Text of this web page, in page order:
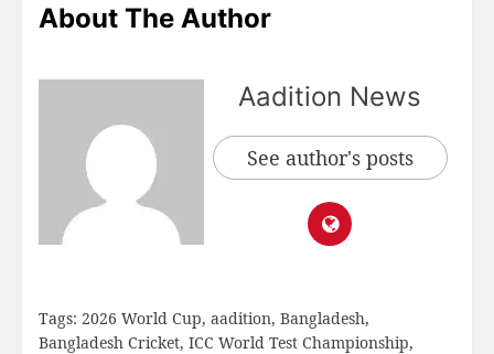
About The Author
Aadition News
See author's posts
Tags: 2026 World Cup, aadition, Bangladesh,
Bangladesh Cricket, ICC World Test Championship,